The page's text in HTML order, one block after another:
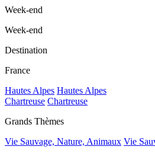
Week-end
Week-end
Destination
France
Hautes Alpes Hautes Alpes
Chartreuse Chartreuse
Grands Thèmes
Vie Sauvage, Nature, Animaux Vie